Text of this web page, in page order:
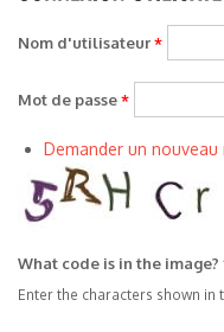
Nom d'utilisateur*
Mot de passe*
Demander un nouveau
What code is in the image?
Enter the characters shown in